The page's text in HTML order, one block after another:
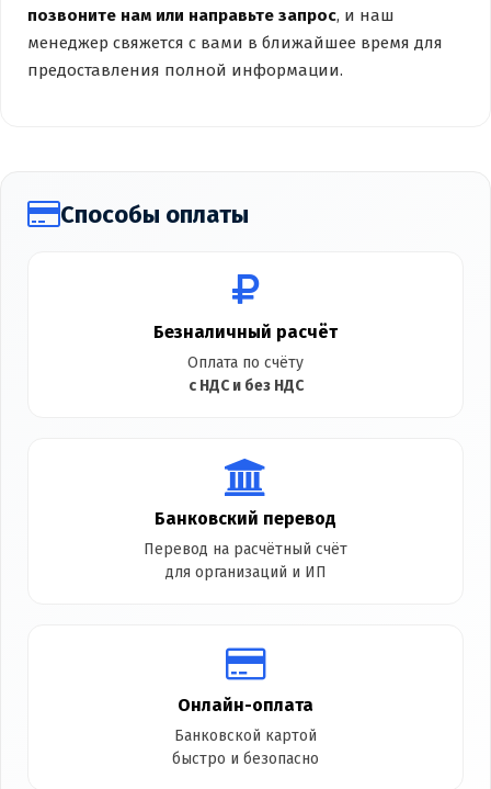
позвоните нам или направьте запрос, и наш
менеджер свяжется с вами в ближайшее время для
предоставления полной информации.
Способы оплаты
Безналичный расчёт
Оплата по счёту
с НДС и без НДС
Банковский перевод
Перевод на расчётный счёт
для организаций и ИП
Онлайн-оплата
Банковской картой
быстро и безопасно